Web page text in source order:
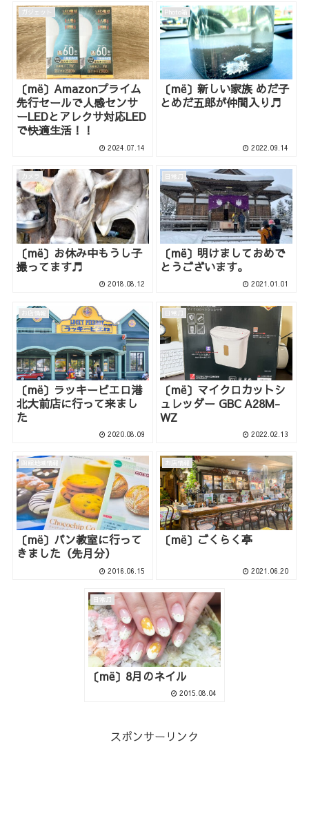
ガジェット
〔më〕Amazonプライム
先行セールで人感センサ
ーLEDとアレクサ対応LED
で快適生活！！
2024.07.14
Photo箱
〔më〕新しい家族 めだ子
とめだ五郎が仲間入り♬
2022.09.14
カメラ
〔më〕お休み中もうし子
撮ってます♬
2018.08.12
日常♫
〔më〕明けましておめで
とうございます。
2021.01.01
お店情報
〔më〕ラッキーピエロ港
北大前店に行って来まし
た
2020.08.09
日常♫
〔më〕マイクロカットシ
ュレッダー GBC A28M-
WZ
2022.02.13
函館地域情報
〔më〕パン教室に行って
きました（先月分）
2016.06.15
お店情報
〔më〕ごくらく亭
2021.06.20
日常♫
〔më〕8月のネイル
2015.08.04
スポンサーリンク